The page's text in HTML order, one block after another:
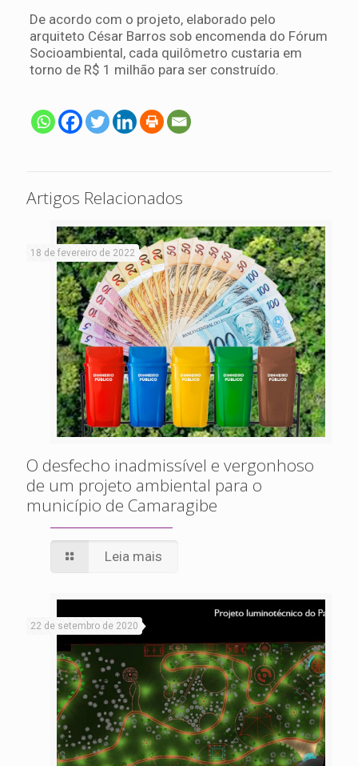
De acordo com o projeto, elaborado pelo
arquiteto César Barros sob encomenda do Fórum
Socioambiental, cada quilômetro custaria em
torno de R$ 1 milhão para ser construído.
Artigos Relacionados
18 de fevereiro de 2022
O desfecho inadmissível e vergonhoso
de um projeto ambiental para o
município de Camaragibe
Leia mais
22 de setembro de 2020